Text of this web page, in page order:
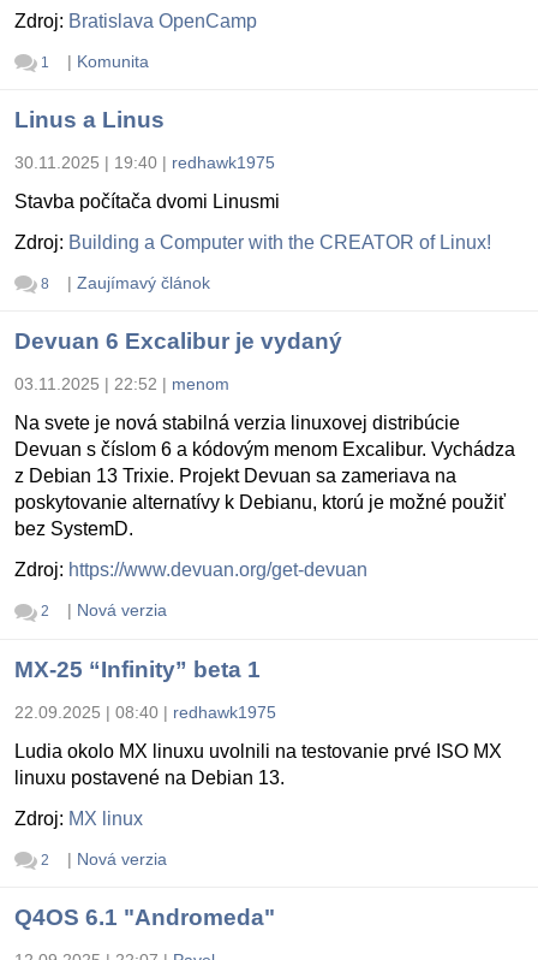
Zdroj: Bratislava OpenCamp
1 | Komunita
Linus a Linus
30.11.2025 | 19:40 | redhawk1975
Stavba počítača dvomi Linusmi
Zdroj: Building a Computer with the CREATOR of Linux!
8 | Zaujímavý článok
Devuan 6 Excalibur je vydaný
03.11.2025 | 22:52 | menom
Na svete je nová stabilná verzia linuxovej distribúcie
Devuan s číslom 6 a kódovým menom Excalibur. Vychádza
z Debian 13 Trixie. Projekt Devuan sa zameriava na
poskytovanie alternatívy k Debianu, ktorú je možné použiť
bez SystemD.
Zdroj: https://www.devuan.org/get-devuan
2 | Nová verzia
MX-25 “Infinity” beta 1
22.09.2025 | 08:40 | redhawk1975
Ludia okolo MX linuxu uvolnili na testovanie prvé ISO MX
linuxu postavené na Debian 13.
Zdroj: MX linux
2 | Nová verzia
Q4OS 6.1 "Andromeda"